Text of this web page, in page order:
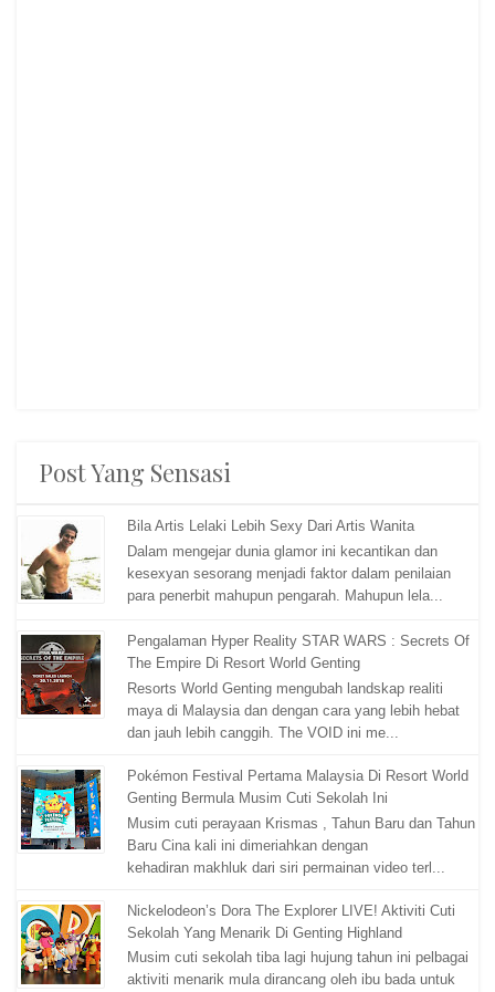
Post Yang Sensasi
Bila Artis Lelaki Lebih Sexy Dari Artis Wanita
Dalam mengejar dunia glamor ini kecantikan dan
kesexyan sesorang menjadi faktor dalam penilaian
para penerbit mahupun pengarah. Mahupun lela...
Pengalaman Hyper Reality STAR WARS : Secrets Of
The Empire Di Resort World Genting
Resorts World Genting mengubah landskap realiti
maya di Malaysia dan dengan cara yang lebih hebat
dan jauh lebih canggih. The VOID ini me...
Pokémon Festival Pertama Malaysia Di Resort World
Genting Bermula Musim Cuti Sekolah Ini
Musim cuti perayaan Krismas , Tahun Baru dan Tahun
Baru Cina kali ini dimeriahkan dengan
kehadiran makhluk dari siri permainan video terl...
Nickelodeon’s Dora The Explorer LIVE! Aktiviti Cuti
Sekolah Yang Menarik Di Genting Highland
Musim cuti sekolah tiba lagi hujung tahun ini pelbagai
aktiviti menarik mula dirancang oleh ibu bada untuk